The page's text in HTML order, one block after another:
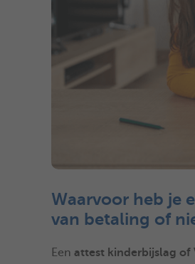
Waarvoor heb je
van betaling of
Een attest kinderbijslag of